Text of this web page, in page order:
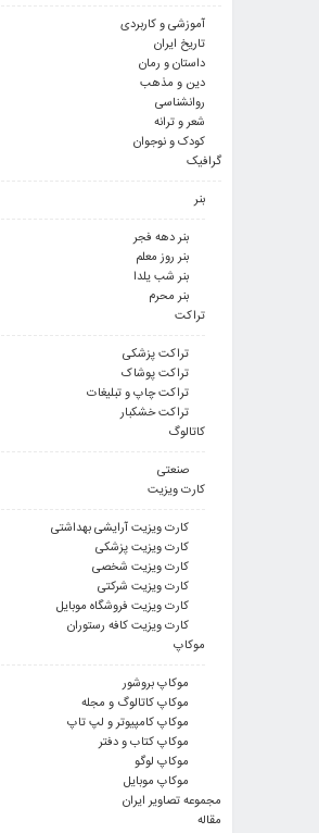
آموزشی و کاربردی
تاریخ ایران
داستان و رمان
دین و مذهب
روانشناسی
شعر و ترانه
کودک و نوجوان
گرافیک
بنر
بنر دهه فجر
بنر روز معلم
بنر شب یلدا
بنر محرم
تراکت
تراکت پزشکی
تراکت پوشاک
تراکت چاپ و تبلیغات
تراکت خشکبار
کاتالوگ
صنعتی
کارت ویزیت
کارت ویزیت آرایشی بهداشتی
کارت ویزیت پزشکی
کارت ویزیت شخصی
کارت ویزیت شرکتی
کارت ویزیت فروشگاه موبایل
کارت ویزیت کافه رستوران
موکاپ
موکاپ بروشور
موکاپ کاتالوگ و مجله
موکاپ کامپیوتر و لپ تاپ
موکاپ کتاب و دفتر
موکاپ لوگو
موکاپ موبایل
مجموعه تصاویر ایران
مقاله